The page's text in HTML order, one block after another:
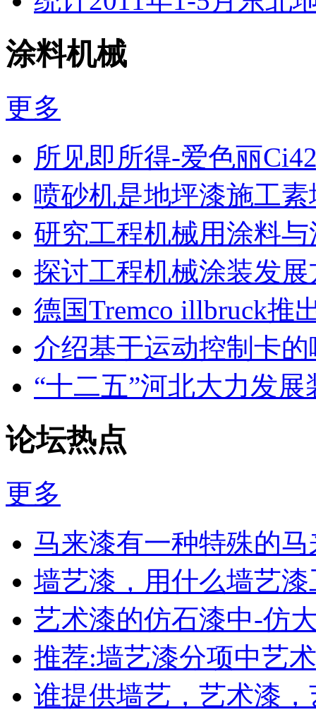
涂料机械
更多
所见即所得-爱色丽
喷砂机是地坪漆施工
研究工程机械用涂料
探讨工程机械涂装发展
德国Tremco illbruck推
介绍基于运动控制卡
“十二五”河北大力发
论坛热点
更多
马来漆有一种特殊的
墙艺漆，用什么墙艺
艺术漆的仿石漆中-仿
推荐:墙艺漆分项中艺
谁提供墙艺，艺术漆